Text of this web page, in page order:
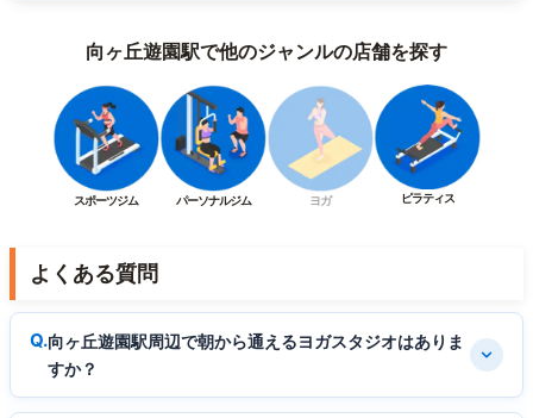
向ヶ丘遊園駅で他のジャンルの店舗を探す
スポーツジム パーソナルジム ヨガ ピラティス
よくある質問
向ヶ丘遊園駅周辺で朝から通えるヨガスタジオはありま
すか？